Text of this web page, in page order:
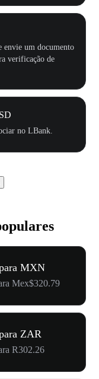
envie um documento
verificação de
no LBank.
MXN
Mex$320.79
ZAR
R302.26